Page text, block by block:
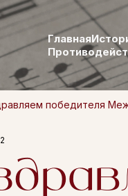
Главная
победителя